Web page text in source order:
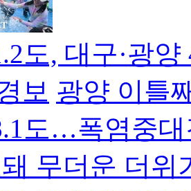
도, 대구·광
보 광양 이틀
도…폭염중
무더운 더위